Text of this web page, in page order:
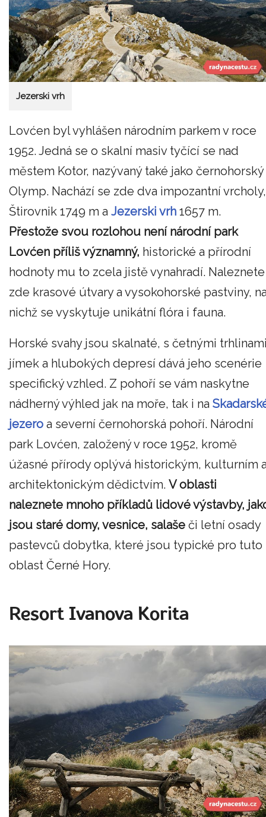
Jezerski vrh
Lovćen byl vyhlášen národním parkem v roce
1952. Jedná se o skalní masiv tyčící se nad
městem Kotor, nazývaný také jako černohorský
Olymp. Nachází se zde dva impozantní vrcholy,
Štirovnik 1749 m a Jezerski vrh 1657 m.
Přestože svou rozlohou není národní park
Lovćen příliš významný, historické a přírodní
hodnoty mu to zcela jistě vynahradí. Naleznete
zde krasové útvary a vysokohorské pastviny,
nichž se vyskytuje unikátní flóra i fauna.
Horské svahy jsou skalnaté, s četnými
jímek a hlubokých depresí dává jeho scenérie
specifický vzhled. Z pohoří se vám naskytne
nádherný výhled jak na moře, tak i na
jezero a severní černohorská pohoří. Národní
park Lovćen, založený v roce 1952, kromě
úžasné přírody oplývá historickým, kulturním
architektonickým dědictvím. V oblasti
naleznete mnoho příkladů lidové výstavby,
jsou staré domy, vesnice, salaše či letní osady
pastevců dobytka, které jsou typické pro tuto
oblast Černé Hory.
Resort Ivanova Korita